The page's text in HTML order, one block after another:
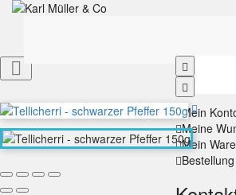
Mein
Meine
Mein
